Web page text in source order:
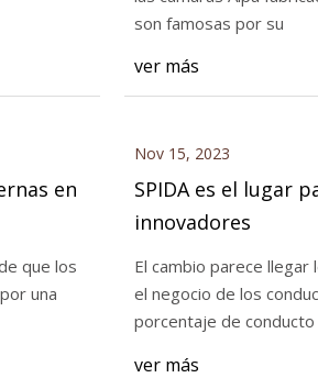
son famosas por su
ver más
en
que los
una
Nov 15, 2023
SPIDA es el lugar
innovadores
El cambio parece llegar
el negocio de los conductos.
porcentaje de conducto
ver más